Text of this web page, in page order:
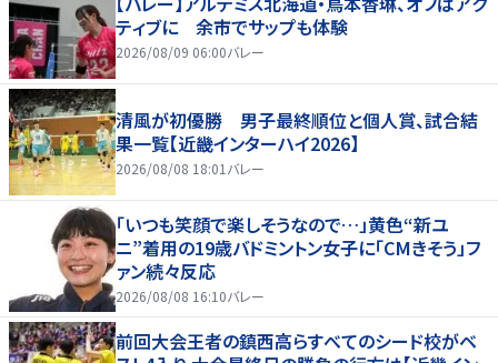
ティブに 余市でサップも体験
2026/08/09 06:00バレー
清風が初優勝 男子最終順位と個人賞、試合結
果一覧【近畿インターハイ2026】
2026/08/08 18:01 バレー
「いつも笑顔で楽しそうなので…」黄色“新ユ
ニ”着用の19歳バドミントン女子に「CMきそう」フ
ァン続々反応
2026/08/08 16:10バレー
前回大会王者の鎮西高らすべてのシード校がベ